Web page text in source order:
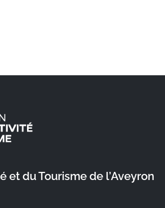
du Tourisme de l’Aveyron